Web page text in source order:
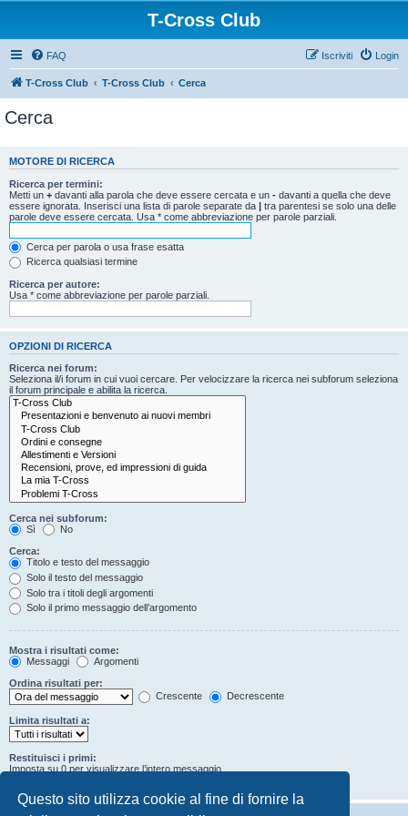
Questo sito utilizza cookie al fine di fornire la
T-Cross Club
FAQ Login
Iscriviti
T-Cross Club T-Cross Club Cerca
Cerca
MOTORE DI RICERCA
Ricerca per termini:
Metti un + davanti alla parola che deve essere cercata e un - davanti a quella che deve
essere ignorata. Inserisci una lista di parole separate da | tra parentesi se solo una delle
parole deve essere cercata. Usa * come abbreviazione per parole parziali.
Cerca per parola o usa frase esatta
Ricerca qualsiasi termine
Ricerca per autore:
Usa * come abbreviazione per parole parziali.
OPZIONI DI RICERCA
Ricerca nei forum:
Seleziona il/i forum in cui vuoi cercare. Per velocizzare la ricerca nei subforum seleziona
il forum principale e abilita la ricerca.
Cerca nei subforum:
Sì
No
Cerca:
Titolo e testo del messaggio
Solo il testo del messaggio
Solo tra i titoli degli argomenti
Solo il primo messaggio dell’argomento
Mostra i risultati come:
Messaggi
Argomenti
Ordina risultati per:
Crescente
Decrescente
Limita risultati a:
Restituisci i primi:
Imposta su 0 per visualizzare l’intero messaggio.